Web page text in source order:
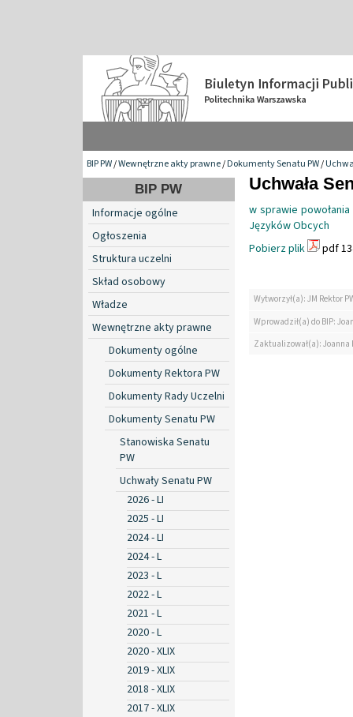
BIP PW/Wewnętrzne akty prawne/Dokumenty Senatu PW/
BIP PW
Informacje ogólne
Ogłoszenia
Struktura uczelni
Skład osobowy
Władze
Wewnętrzne akty prawne
Dokumenty ogólne
Dokumenty Rektora PW
Dokumenty Rady Uczelni
Dokumenty Senatu PW
Stanowiska Senatu
PW
Uchwały Senatu PW
2026 - LI
2025 - LI
2024 - LI
2024 - L
2023 - L
2022 - L
2021 - L
2020 - L
2020 - XLIX
2019 - XLIX
2018 - XLIX
2017 - XLIX
Uchwała
w sprawie
Języków Obcych
Pobierz plik
pdf
Wytworzył(a): JM Rektor
Wprowadził(a) do BIP:
Zaktualizował(a):